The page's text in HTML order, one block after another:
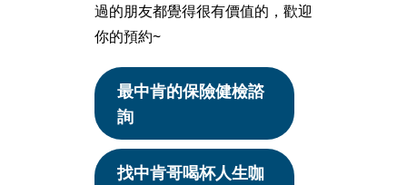
過的朋友都覺得很有價值的，歡迎
你的預約~
最中肯的保險健檢諮
詢
找中肯哥喝杯人生咖